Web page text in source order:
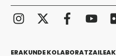
ERAKUNDE KOLABORATZAILEAK